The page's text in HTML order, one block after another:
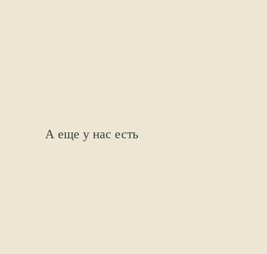
А еще у нас есть